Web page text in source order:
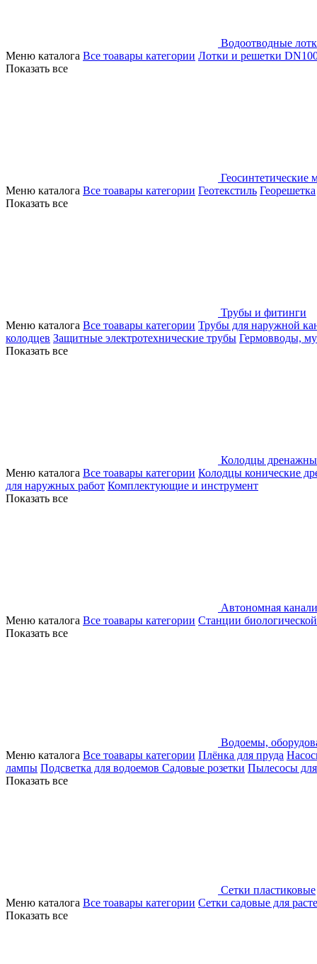
Водоотводные
Меню каталога Все тоавары категории Лотки и решетки
Показать все
Геосинтетические
Меню каталога Все тоавары категории Геотекстиль Георешетка
Показать все
Трубы и фитинги
Меню каталога Все тоавары категории Трубы для наружной
колодцев Защитные электротехнические трубы Гермовводы,
Показать все
Колодцы
Меню каталога Все тоавары категории Колодцы конические
для наружных работ Комплектующие и инструмент
Показать все
Автономная
Меню каталога Все тоавары категории Станции
Показать все
Водоемы,
Меню каталога Все тоавары категории Плёнка для пруда
лампы Подсветка для водоемов Садовые розетки Пылесосы
Показать все
Сетки пластиковые
Меню каталога Все тоавары категории Сетки садовые для
Показать все